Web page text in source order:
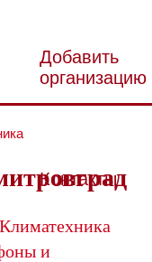
Добавить
организацию
Контакты
и